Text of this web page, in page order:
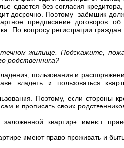
сдается без согласия
досрочно. Поэтому заёмщик
предписание договоров
По вопросу регистрации граждан
жилище. Подскажите,
родственника?
пользования и
владеть и пользоваться
Поэтому, если стороны
и прописать своих
квартире имеют
имеют право проживать и